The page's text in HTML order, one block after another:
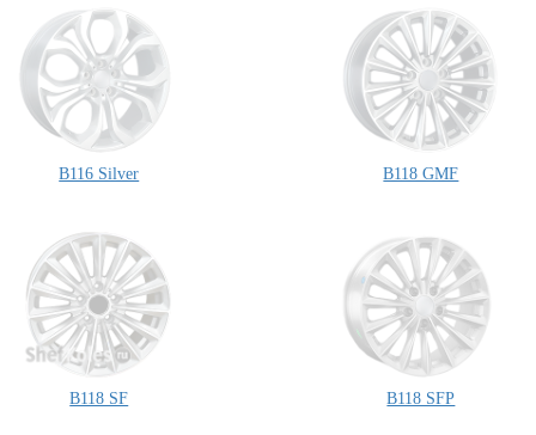
B116 Silver B118 GMF
B118 SF B118 SFP